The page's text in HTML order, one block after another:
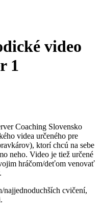
video
1
Coaching Slovensko
videa určeného pre
ktorí chcú na sebe
neho. Video je tiež určené
hráčom/deťom venovať
cvičení,